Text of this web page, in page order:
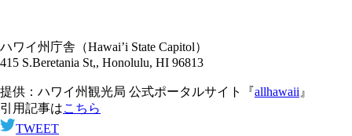
ハワイ州庁舎（Hawai’i State Capitol）
415 S.Beretania St,, Honolulu, HI 96813
提供：ハワイ州観光局 公式ポータルサイト『allhawaii 』
引用記事はこちら
TWEET